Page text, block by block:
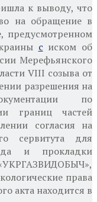
к выводу, что
на обращение в
предусмотренном
с иском об
Мерефьянского
VIII созыва от
разрешения на
по
границ частей
согласия на
сервитута для
и прокладки
права
акта находится в